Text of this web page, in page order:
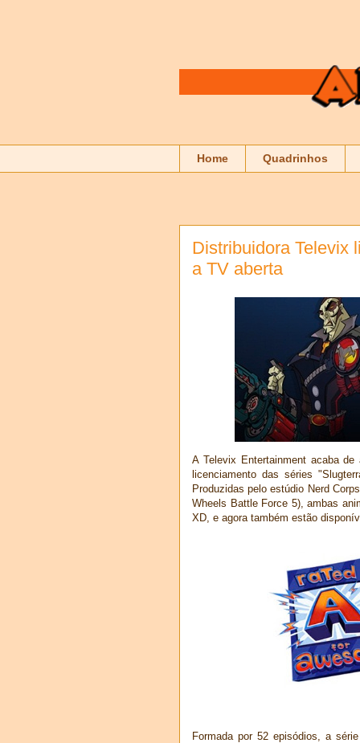
Home Quadrinhos
Distribuidora Televix
a TV aberta
A Televix Entertainment acaba
licenciamento das séries
Produzidas pelo estúdio Nerd
Wheels Battle Force 5), ambas
XD, e agora também estão
Formada por 52 episódios, a